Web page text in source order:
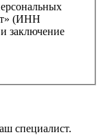
(ИНН
специалист.